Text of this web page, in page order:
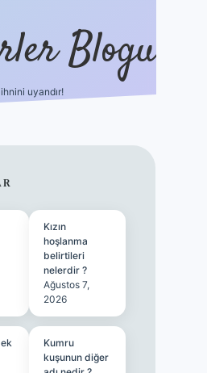
Blogu
uyandır!
Kızın
hoşlanma
belirtileri
nelerdir ?
Ağustos 7,
2026
Kumru
kuşunun diğer